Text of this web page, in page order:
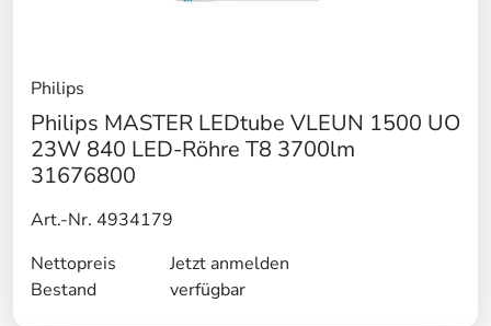
Philips
Philips MASTER LEDtube VLEUN 1500 UO
23W 840 LED-Röhre T8 3700lm
31676800
Art.-Nr. 4934179
Nettopreis
Jetzt anmelden
Bestand
verfügbar